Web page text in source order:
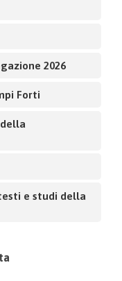
2026
Forti
e studi della